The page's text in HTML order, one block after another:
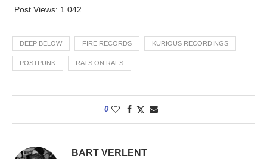
Post Views: 1.042
DEEP BELOW FIRE RECORDS KURIOUS RECORDINGS
POSTPUNK RATS ON RAFS
0
BART VERLENT